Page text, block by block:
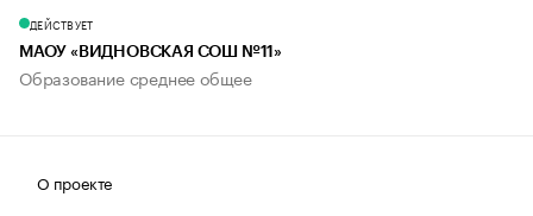
ДЕЙСТВУЕТ
МАОУ «ВИДНОВСКАЯ СОШ №11»
Образование среднее общее
О проекте